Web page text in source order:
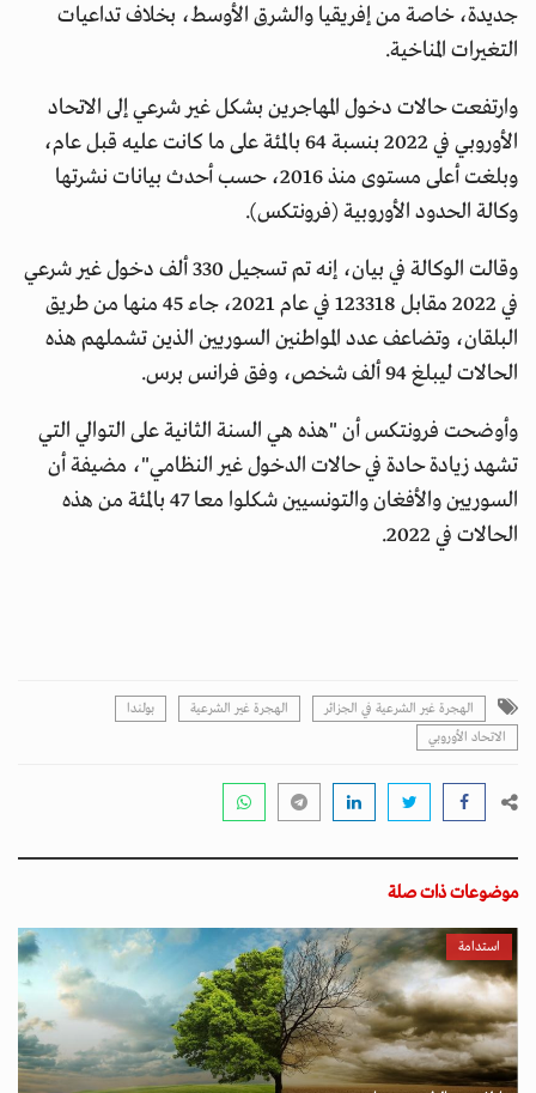
جديدة، خاصة من إفريقيا والشرق الأوسط، بخلاف تداعيات
التغيرات المناخية.
وارتفعت حالات دخول المهاجرين بشكل غير شرعي إلى الاتحاد
الأوروبي في 2022 بنسبة 64 بالمئة على ما كانت عليه قبل عام،
وبلغت أعلى مستوى منذ 2016، حسب أحدث بيانات نشرتها
وكالة الحدود الأوروبية (فرونتكس).
وقالت الوكالة في بيان، إنه تم تسجيل 330 ألف دخول غير شرعي
في 2022 مقابل 123318 في عام 2021، جاء 45 منها من طريق
البلقان، وتضاعف عدد المواطنين السوريين الذين تشملهم هذه
الحالات ليبلغ 94 ألف شخص، وفق فرانس برس.
وأوضحت فرونتكس أن "هذه هي السنة الثانية على التوالي التي
تشهد زيادة حادة في حالات الدخول غير النظامي"، مضيفة أن
السوريين والأفغان والتونسيين شكلوا معا 47 بالمئة من هذه
الحالات في 2022.
الهجرة غير الشرعية في الجزائر الهجرة غير الشرعية
بولندا
الاتحاد الأوروبي
موضوعات ذات صلة
استدامة